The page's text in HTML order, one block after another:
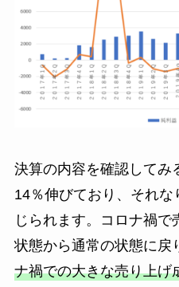
決算の内容を確認してみ
14％伸びており、それ
じられます。コロナ禍で
状態から通常の状態に戻
ナ禍での大きな売り上げ